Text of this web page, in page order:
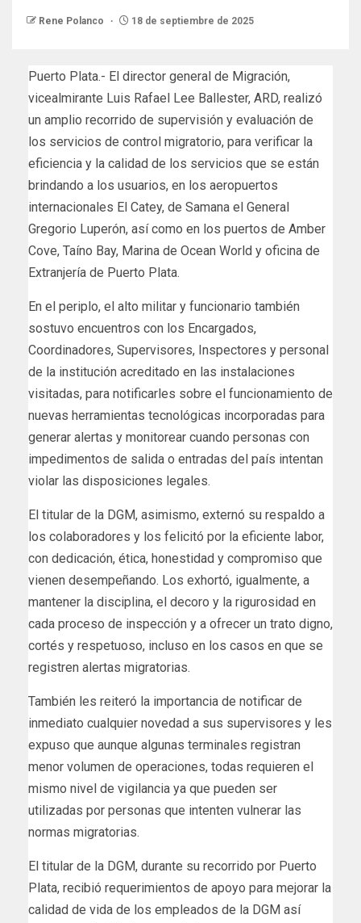
Rene Polanco 18 de septiembre de 2025
Puerto Plata.- El director general de Migración,
vicealmirante Luis Rafael Lee Ballester, ARD, realizó
un amplio recorrido de supervisión y evaluación de
los servicios de control migratorio, para verificar la
eficiencia y la calidad de los servicios que se están
brindando a los usuarios, en los aeropuertos
internacionales El Catey, de Samana el General
Gregorio Luperón, así como en los puertos de Amber
Cove, Taíno Bay, Marina de Ocean World y oficina de
Extranjería de Puerto Plata.
En el periplo, el alto militar y funcionario también
sostuvo encuentros con los Encargados,
Coordinadores, Supervisores, Inspectores y personal
de la institución acreditado en las instalaciones
visitadas, para notificarles sobre el funcionamiento de
nuevas herramientas tecnológicas incorporadas para
generar alertas y monitorear cuando personas con
impedimentos de salida o entradas del país intentan
violar las disposiciones legales.
El titular de la DGM, asimismo, externó su respaldo a
los colaboradores y los felicitó por la eficiente labor,
con dedicación, ética, honestidad y compromiso que
vienen desempeñando. Los exhortó, igualmente, a
mantener la disciplina, el decoro y la rigurosidad en
cada proceso de inspección y a ofrecer un trato digno,
cortés y respetuoso, incluso en los casos en que se
registren alertas migratorias.
También les reiteró la importancia de notificar de
inmediato cualquier novedad a sus supervisores y les
expuso que aunque algunas terminales registran
menor volumen de operaciones, todas requieren el
mismo nivel de vigilancia ya que pueden ser
utilizadas por personas que intenten vulnerar las
normas migratorias.
El titular de la DGM, durante su recorrido por Puerto
Plata, recibió requerimientos de apoyo para mejorar la
calidad de vida de los empleados de la DGM así